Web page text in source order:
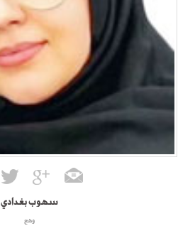
سهوب بغدادي
وهج